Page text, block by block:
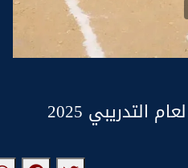
2025